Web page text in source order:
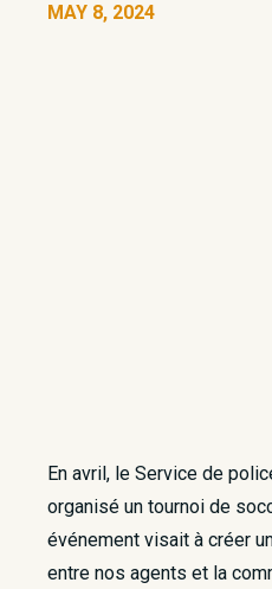
MAY 8, 2024
En avril, le Service de
organisé un tournoi de
événement visait à créer
entre nos agents et la